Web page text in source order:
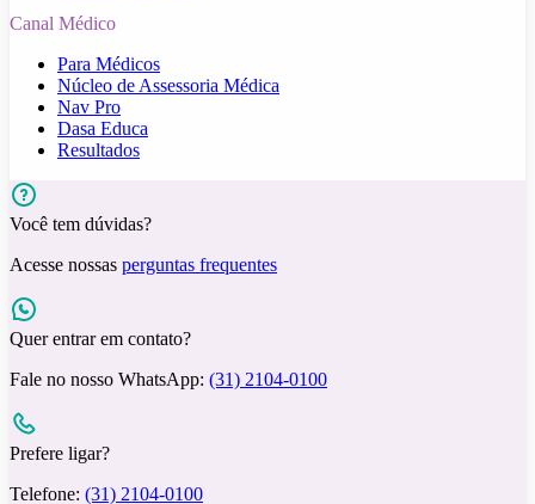
Canal Médico
Para Médicos
Núcleo de Assessoria Médica
Nav Pro
Dasa Educa
Resultados
Você tem dúvidas?
Acesse nossas perguntas frequentes
Quer entrar em contato?
Fale no nosso WhatsApp: (31) 2104-0100
Prefere ligar?
Telefone: (31) 2104-0100